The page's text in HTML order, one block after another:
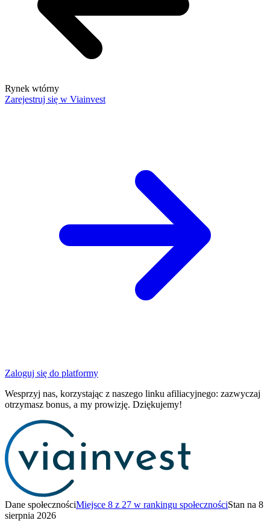
Rynek wtórny
Zarejestruj się w Viainvest
Zaloguj się do platformy
Wesprzyj nas, korzystając z naszego linku afiliacyjnego: zazwyczaj
otrzymasz bonus, a my prowizję. Dziękujemy!
Dane społecznościMiejsce 8 z 27 w rankingu społecznościStan na 8
sierpnia 2026